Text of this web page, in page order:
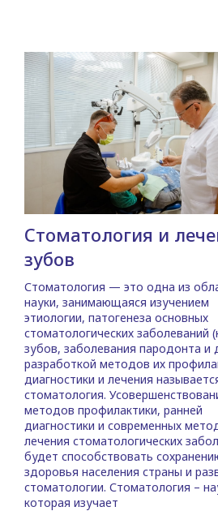
Стоматология и
зубов
Стоматология — это одна из
науки, занимающаяся изучением
этиологии, патогенеза основных
стоматологических заболеваний
зубов, заболевания пародонта и
разработкой методов их
диагностики и лечения
стоматология.
методов профилактики, ранней
диагностики и современных
лечения стоматологических
будет способствовать
здоровья населения страны и
стоматологии. Стоматология –
которая изучает